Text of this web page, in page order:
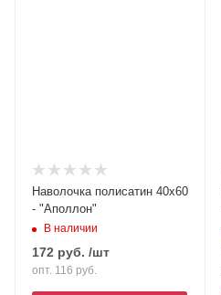
Наволочка полисатин 40х60
- "Аполлон"
В наличии
172 руб. /шт
опт. 116 руб.